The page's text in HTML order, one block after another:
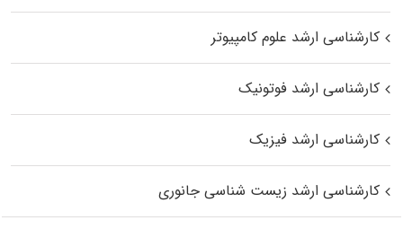
کارشناسی ارشد علوم کامپیوتر
کارشناسی ارشد فوتونیک
کارشناسی ارشد فیزیک
کارشناسی ارشد زیست‌ شناسی جانوری